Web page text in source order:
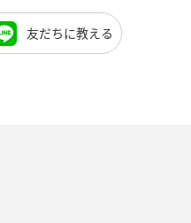
友だちに教える